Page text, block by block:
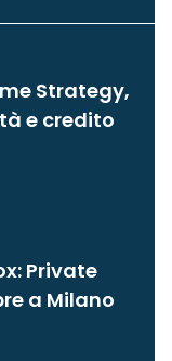
Strategy,
e credito
Private
a Milano